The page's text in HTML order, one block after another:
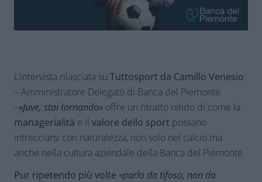
L’intervista rilasciata su Tuttosport da Camillo Venesio
– Amministratore Delegato di Banca del Piemonte
–«Juve, stai tornando» offre un ritratto nitido di come la
managerialità e il valore dello sport possano
intrecciarsi con naturalezza, non solo nel calcio ma
anche nella cultura aziendale della Banca del Piemonte.
Pur ripetendo più volte «parlo da tifoso, non da